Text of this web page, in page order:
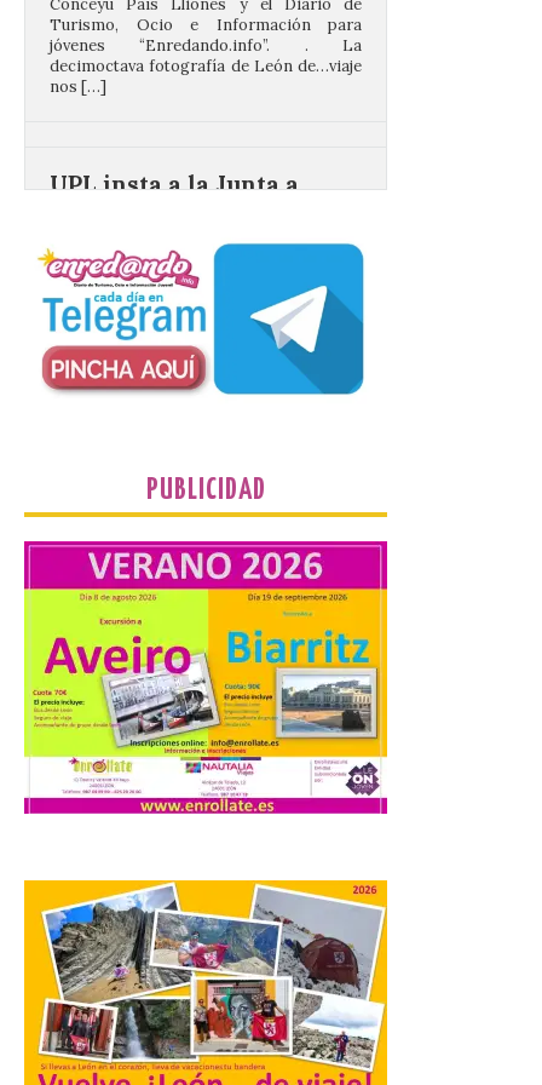
decimoctava fotografía de León de…viaje
nos […]
castillo del Asmesnal, un
Un Bien de Interés
Cultural abandonado
desde 1949. Los
procuradores leonesistas
plantean que la Junta
riesgo de colapso. Los procuradores de
Unión del Pueblo […]
La Universidad de León
distribuye folletos con la
programación del evento
del eclipse solar que
organiza con la ESA y el
Ayuntamiento
7 Ago 2026
en la Oficina de
Información Turística de
León e incluyen, además
del programa del evento, una guía
práctica con recomendaciones
elaboradas por especialistas para
observar el eclipse con seguridad León, 7
de agosto de 2026. La programación […]
PUBLICIDAD